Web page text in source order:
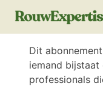
Dit
iemand
professionals